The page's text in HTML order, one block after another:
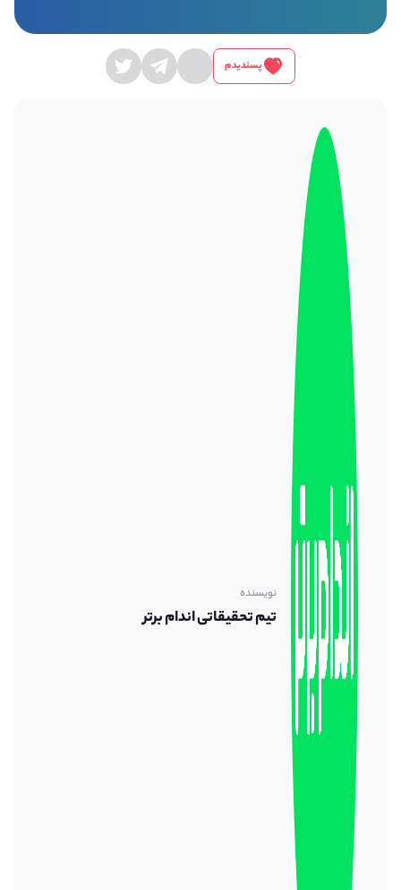
پسندیدم
نویسنده
تیم تحقیقاتی اندام برتر